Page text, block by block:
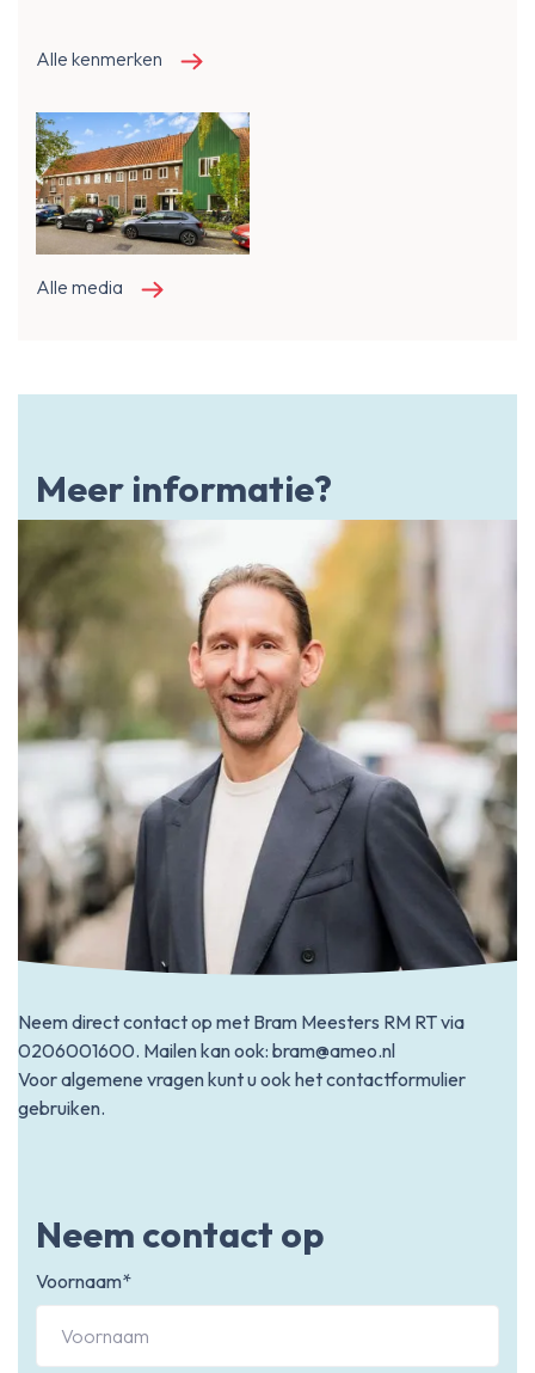
Alle kenmerken
Alle media
Meer informatie?
Neem direct contact op met Bram Meesters RM RT via
0206001600. Mailen kan ook: bram@ameo.nl
Voor algemene vragen kunt u ook het contactformulier
gebruiken.
Neem contact op
Voornaam*